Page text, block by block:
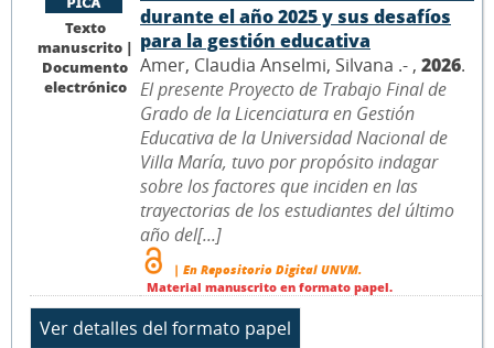
Texto
manuscrito |
Documento
electrónico
durante el año 2025 y sus desafíos
para la gestión educativa
Amer, Claudia Anselmi, Silvana .- , 2026.
El presente Proyecto de Trabajo Final de
Grado de la Licenciatura en Gestión
Educativa de la Universidad Nacional de
Villa María, tuvo por propósito indagar
sobre los factores que inciden en las
trayectorias de los estudiantes del último
año del[...]
| En Repositorio Digital UNVM.
Material manuscrito en formato papel.